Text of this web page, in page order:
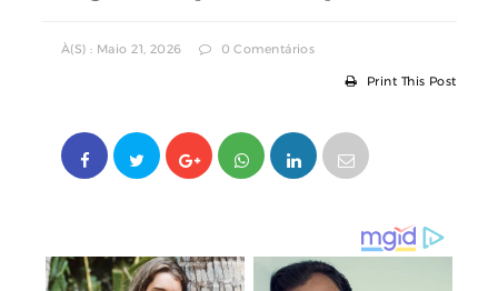
À(s) : Maio 21, 2026 0 Comentários
Print This Post